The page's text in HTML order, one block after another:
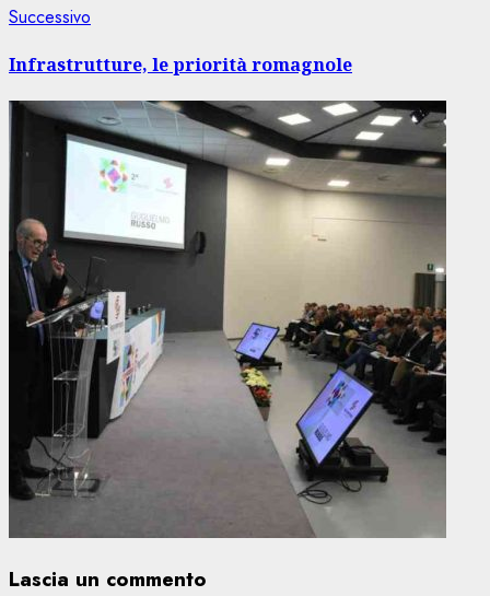
Successivo
Infrastrutture, le priorità romagnole
Lascia un commento